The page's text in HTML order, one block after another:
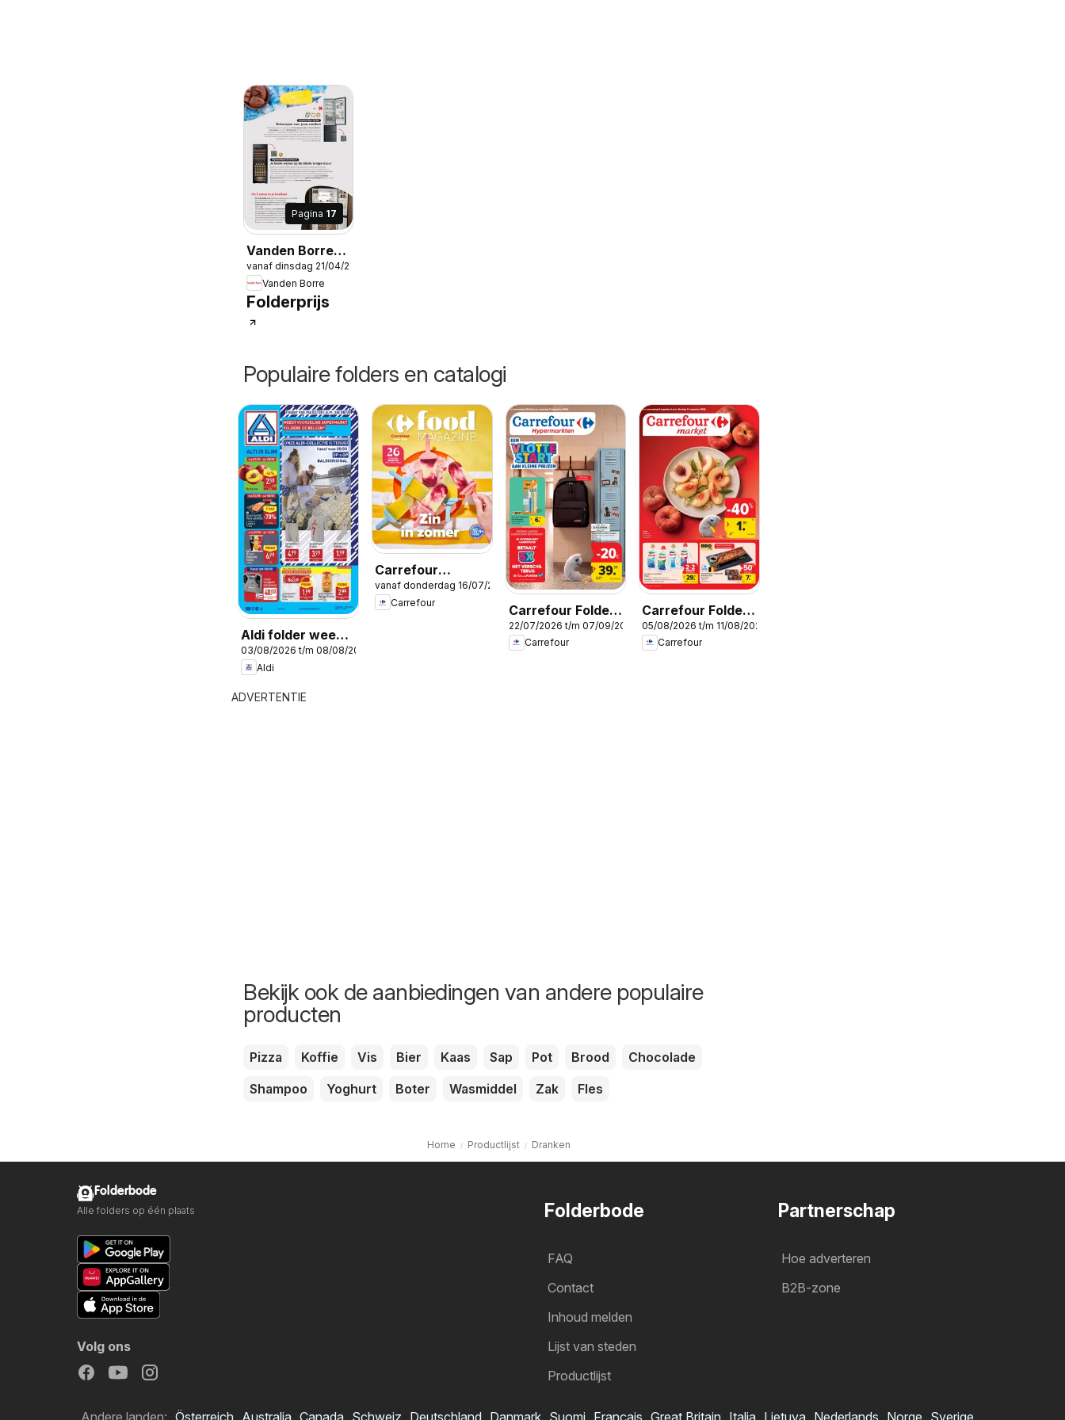
Pagina 17
Vanden Borre
Folder
vanaf dinsdag 21/04/2026
Vanden Borre
Folderprijs
Populaire folders en catalogi
Aldi folder week
32
03/08/2026 t/m 08/08/2026
Aldi
Carrefour
Magazine Zomer
vanaf donderdag 16/07/2026
Carrefour
Carrefour Folder
Vlotte Start
22/07/2026 t/m 07/09/2026
Carrefour
Carrefour Folder
Market
05/08/2026 t/m 11/08/2026
Carrefour
ADVERTENTIE
Bekijk ook de aanbiedingen van andere populaire
producten
Pizza Koffie Vis Bier Kaas Sap Pot Brood
Chocolade
Shampoo
Yoghurt Boter Wasmiddel Zak Fles
Home Productlijst Dranken
Folderbode
FAQ
Contact
Inhoud melden
Lijst van steden
Productlijst
Partnerschap
Hoe adverteren
B2B-zone
Folderbode
Alle folders op één plaats
Volg ons